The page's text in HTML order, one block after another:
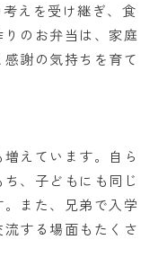
えを受け継ぎ、食
のお弁当は、家庭
謝の気持ちを育て
えています。自ら
、子どもにも同じ
また、兄弟で入学
する場面もたくさ